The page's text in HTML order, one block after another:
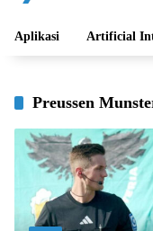
Aplikasi Artificial
Preussen